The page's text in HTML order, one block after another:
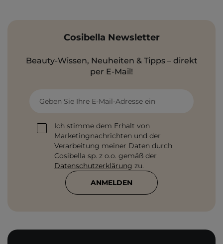
Cosibella Newsletter
Beauty-Wissen, Neuheiten & Tipps – direkt
per E-Mail!
Geben Sie Ihre E-Mail-Adresse ein
Ich stimme dem Erhalt von
Marketingnachrichten und der
Verarbeitung meiner Daten durch
Cosibella sp. z o.o. gemäß der
Datenschutzerklärung zu.
ANMELDEN